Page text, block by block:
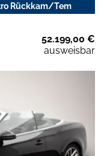
Rückkam/Tem
52.199,00 €
ausweisbar